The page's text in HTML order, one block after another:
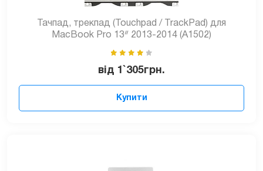
Тачпад, трекпад (Touchpad / TrackPad) для
MacBook Pro 13ᐥ 2013-2014 (A1502)
від 1`305грн.
Купити